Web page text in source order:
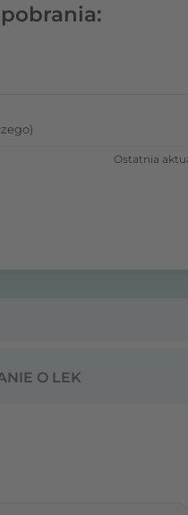
Ostatnia
O LEK